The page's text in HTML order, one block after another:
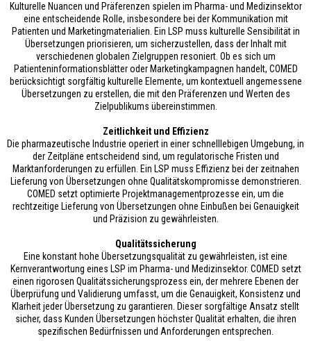
Kulturelle Nuancen und Präferenzen spielen im Pharma- und Medizinsektor
eine entscheidende Rolle, insbesondere bei der Kommunikation mit
Patienten und Marketingmaterialien. Ein LSP muss kulturelle Sensibilität in
Übersetzungen priorisieren, um sicherzustellen, dass der Inhalt mit
verschiedenen globalen Zielgruppen resoniert. Ob es sich um
Patienteninformationsblätter oder Marketingkampagnen handelt, COMED
berücksichtigt sorgfältig kulturelle Elemente, um kontextuell angemessene
Übersetzungen zu erstellen, die mit den Präferenzen und Werten des
Zielpublikums übereinstimmen.
Zeitlichkeit und Effizienz
Die pharmazeutische Industrie operiert in einer schnelllebigen Umgebung, in
der Zeitpläne entscheidend sind, um regulatorische Fristen und
Marktanforderungen zu erfüllen. Ein LSP muss Effizienz bei der zeitnahen
Lieferung von Übersetzungen ohne Qualitätskompromisse demonstrieren.
COMED setzt optimierte Projektmanagementprozesse ein, um die
rechtzeitige Lieferung von Übersetzungen ohne Einbußen bei Genauigkeit
und Präzision zu gewährleisten.
Qualitätssicherung
Eine konstant hohe Übersetzungsqualität zu gewährleisten, ist eine
Kernverantwortung eines LSP im Pharma- und Medizinsektor. COMED setzt
einen rigorosen Qualitätssicherungsprozess ein, der mehrere Ebenen der
Überprüfung und Validierung umfasst, um die Genauigkeit, Konsistenz und
Klarheit jeder Übersetzung zu garantieren. Dieser sorgfältige Ansatz stellt
sicher, dass Kunden Übersetzungen höchster Qualität erhalten, die ihren
spezifischen Bedürfnissen und Anforderungen entsprechen.